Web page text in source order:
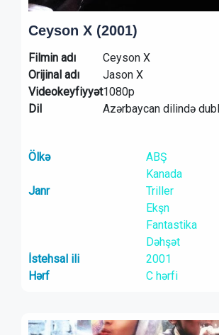
Ceyson X (2001)
Filmin adı
Ceyson X
Orijinal adı
Jason X
Videokeyfiyyət1080p
Dil
Azərbaycan dilində
Ölkə
ABŞ
Kanada
Janr
Triller
Ekşn
Fantastika
Dəhşət
İstehsal ili
2001
Hərf
C hərfi